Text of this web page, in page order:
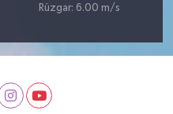
Rüzgar: 6.00 m/s